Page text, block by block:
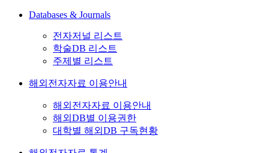
Databases & Journals
전자저널 리스트
학술DB 리스트
주제별 리스트
해외전자자료 이용안내
해외전자자료 이용안내
해외DB별 이용권한
대학별 해외DB 구독현황